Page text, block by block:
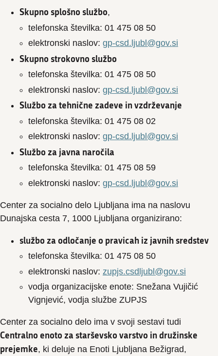
Skupno splošno službo,
telefonska številka: 01 475 08 50
elektronski naslov: gp-csd.ljubl@gov.si
Skupno strokovno službo
telefonska številka: 01 475 08 50
elektronski naslov: gp-csd.ljubl@gov.si
Službo za tehnične zadeve in vzdrževanje
telefonska številka: 01 475 08 02
elektronski naslov: gp-csd.ljubl@gov.si
Službo za javna naročila
telefonska številka: 01 475 08 59
elektronski naslov: gp-csd.ljubl@gov.si
Center za socialno delo Ljubljana ima na naslovu
Dunajska cesta 7, 1000 Ljubljana organizirano:
službo za odločanje o pravicah iz javnih sredstev
telefonska številka: 01 475 08 50
elektronski naslov: zupjs.csdljubl@gov.si
vodja organizacijske enote: Snežana Vujičić
Vignjević, vodja službe ZUPJS
Center za socialno delo ima v svoji sestavi tudi
Centralno enoto za starševsko varstvo in družinske
prejemke, ki deluje na Enoti Ljubljana Bežigrad,